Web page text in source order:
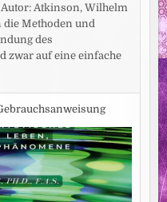
Autor: Atkinson, Wilhelm
Methoden und
des
zwar auf eine einfache